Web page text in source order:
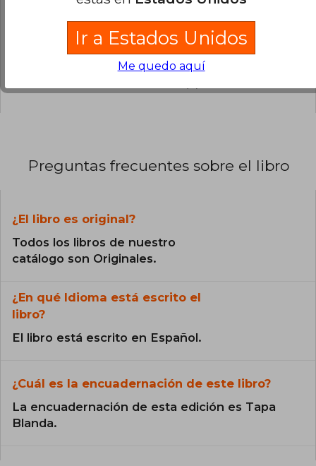
0% (0)
0% (0)
Preguntas frecuentes sobre el libro
¿El libro es original?
Todos los libros de nuestro
catálogo son Originales.
¿En qué Idioma está escrito el
libro?
El libro está escrito en Español.
¿Cuál es la encuadernación de este libro?
La encuadernación de esta edición es Tapa
Blanda.
Ir a Estados Unidos
Me quedo aquí